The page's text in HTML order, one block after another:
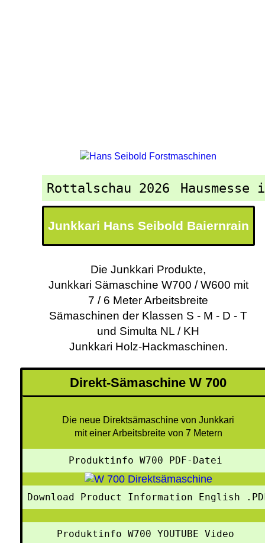
Rottalschau 2026
Junkkari Hans Seibold Baiernrain
Die Junkkari Produkte,
Junkkari Sämaschine W700 / W600 mit
7 / 6 Meter Arbeitsbreite
Sämaschinen der Klassen S - M - D - T
und Simulta NL / KH
Junkkari Holz-Hackmaschinen.
Direkt-Sämaschine W 700
Die neue Direktsämaschine von Junkkari
mit einer Arbeitsbreite von 7 Metern
Produktinfo W700 PDF-Datei
Download Product Information English
Produktinfo W700 YOUTUBE Video